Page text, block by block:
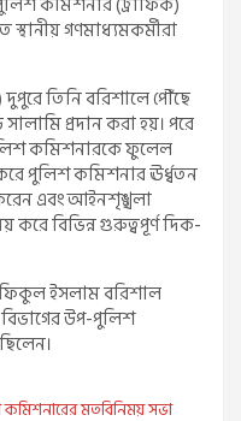
গণমাধ্যমকর্মীরা
তিনি বরিশালে পৌঁছে
প্রদান করা হয়। পরে
কমিশনারকে ফুলেল
পুলিশ কমিশনার ঊর্ধ্বতন
এবং আইনশৃঙ্খলা
করে বিভিন্ন গুরুত্বপূর্ণ দিক-
ইসলাম বরিশাল
উপ-পুলিশ
মতবিনিময় সভা